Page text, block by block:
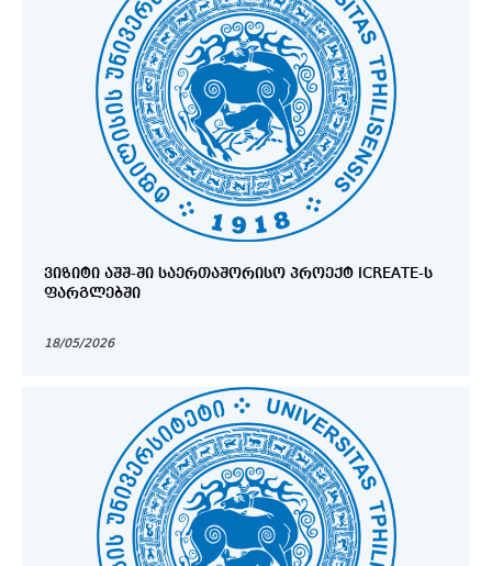
ᲕᲘᲖᲘᲢᲘ ᲐᲨᲨ-ᲨᲘ ᲡᲐᲔᲠᲗᲐᲨᲝᲠᲘᲡᲝ ᲞᲠᲝᲔᲥᲢ ICREATE-Ს
ᲤᲐᲠᲒᲚᲔᲑᲨᲘ
18/05/2026